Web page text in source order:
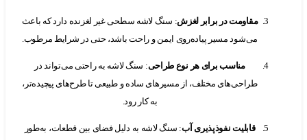
مقاومت در برابر لغزش: سنگ لاشه سطحی غیر لغزنده دارد که باعث
می‌شود مسیر پیاده‌روی ایمن و راحت باشد، حتی در شرایط مرطوب.
مناسب برای هر نوع طراحی: سنگ لاشه به راحتی می‌تواند در
طراحی‌های مختلف، از مسیرهای ساده و طبیعی تا طرح‌های پیچیده‌تر،
قابلیت نفوذپذیری آب: سنگ لاشه به دلیل فضای بین قطعات، به‌طور